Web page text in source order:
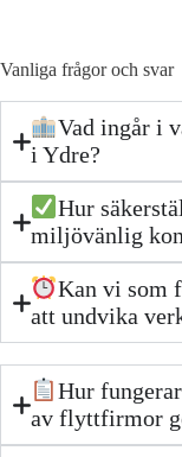
Vanliga frågor och svar
Vad ingår i
i Ydre?
Hur
miljövänlig
Kan vi som
att undvika
Hur
av flyttfirmor